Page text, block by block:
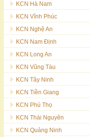
KCN Hà Nam
KCN Vĩnh Phúc
KCN Nghệ An
KCN Nam Định
KCN Long An
KCN Vũng Tàu
KCN Tây Ninh
KCN Tiền Giang
KCN Phú Thọ
KCN Thái Nguyên
KCN Quảng Ninh